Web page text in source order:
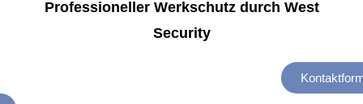
Professioneller Werkschutz durch West
Security